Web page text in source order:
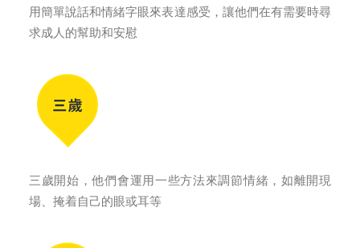
用簡單說話和情緒字眼來表達感受，讓他們在有需要時尋
求成人的幫助和安慰
三歲開始，他們會運用一些方法來調節情緒，如離開現
場、掩着自己的眼或耳等